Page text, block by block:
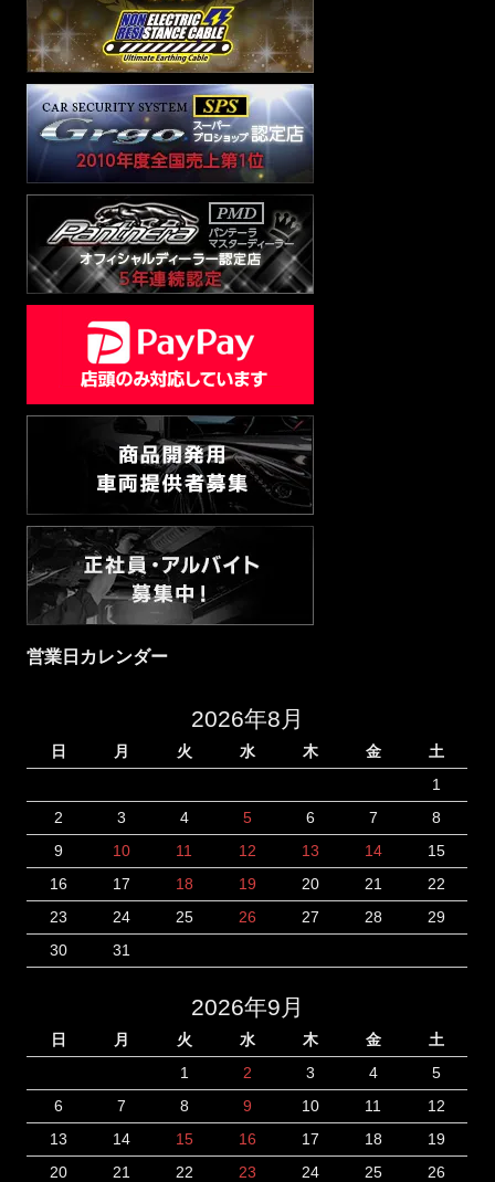
営業日カレンダー
2026年8月
日 月 火 水 木 金
土
1
2
3 4 5 6 7
8
9
10 11 12 13 14
15
16
17 18 19 20 21
22
23
24 25 26 27 28
29
30
31
2026年9月
日 月 火 水 木 金
土
1
2 3 4
5
6
7 8 9 10 11
12
13
14 15 16 17 18
19
20
21 22 23 24 25
26